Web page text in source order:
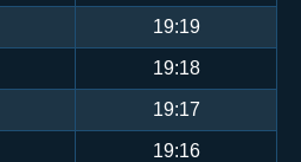
19:19
19:18
19:17
19:16